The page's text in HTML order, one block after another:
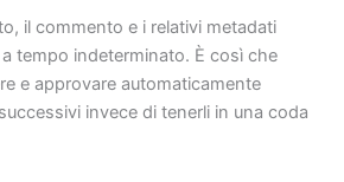
il commento e i relativi metadati
tempo indeterminato. È così che
e approvare automaticamente
invece di tenerli in una coda